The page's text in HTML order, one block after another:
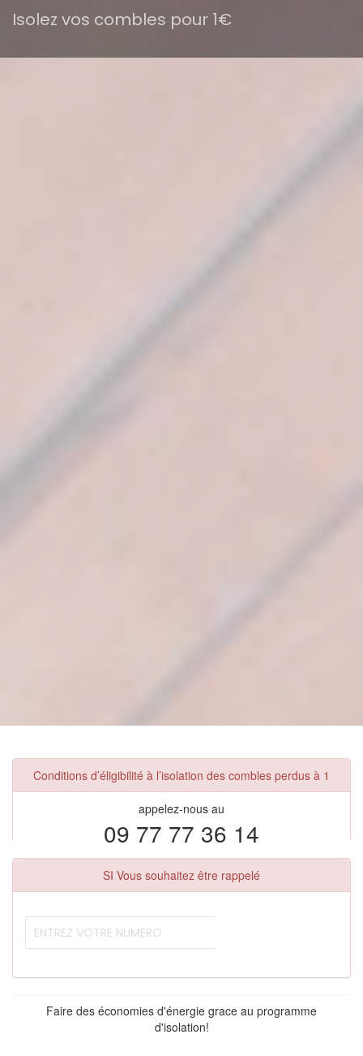
Isolez vos combles pour 1€
Conditions d’éligibilité à l’isolation des combles perdus à 1
appelez-nous au
09 77 77 36 14
SI Vous souhaitez être rappelé
Faire des économies d'énergie grace au programme
d'isolation!